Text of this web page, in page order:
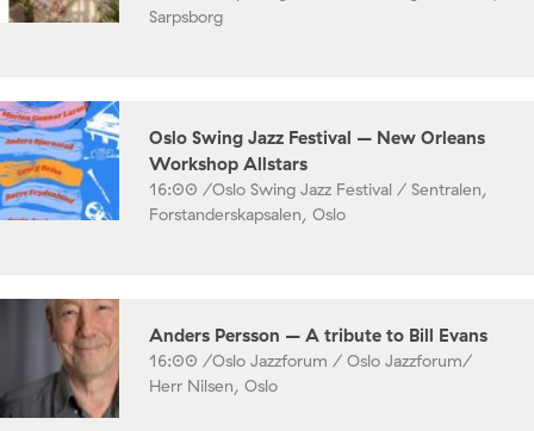
Sarpsborg
Oslo Swing Jazz Festival – New Orleans
Workshop Allstars
16:00 /Oslo Swing Jazz Festival / Sentralen,
Forstanderskapsalen, Oslo
Anders Persson – A tribute to Bill Evans
16:00 /Oslo Jazzforum / Oslo Jazzforum/
Herr Nilsen, Oslo